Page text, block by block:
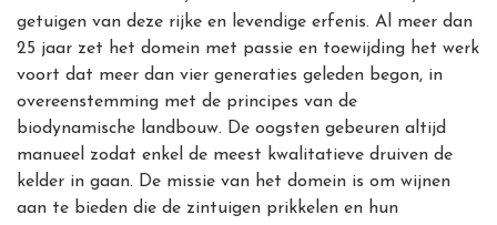
getuigen van deze rijke en levendige erfenis. Al meer dan
25 jaar zet het domein met passie en toewijding het werk
voort dat meer dan vier generaties geleden begon, in
overeenstemming met de principes van de
biodynamische landbouw. De oogsten gebeuren altijd
manueel zodat enkel de meest kwalitatieve druiven de
kelder in gaan. De missie van het domein is om wijnen
aan te bieden die de zintuigen prikkelen en hun